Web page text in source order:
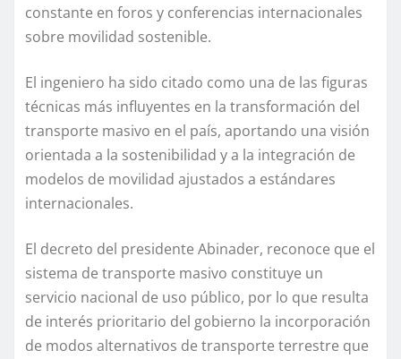
constante en foros y conferencias internacionales
sobre movilidad sostenible.
El ingeniero ha sido citado como una de las figuras
técnicas más influyentes en la transformación del
transporte masivo en el país, aportando una visión
orientada a la sostenibilidad y a la integración de
modelos de movilidad ajustados a estándares
internacionales.
El decreto del presidente Abinader, reconoce que el
sistema de transporte masivo constituye un
servicio nacional de uso público, por lo que resulta
de interés prioritario del gobierno la incorporación
de modos alternativos de transporte terrestre que